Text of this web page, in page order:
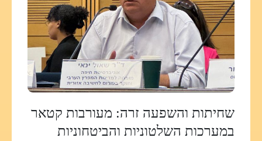
שחיתות והשפעה זרה: מעורבות קטאר
במערכות השלטוניות והביטחוניות